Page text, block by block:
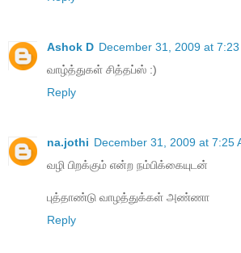
Ashok D December 31, 2009 at 7:23
வாழ்த்துகள் சித்தப்ஸ் :)
Reply
na.jothi December 31, 2009 at 7:25
வழி பிறக்கும் என்ற நம்பிக்கையுடன்
புத்தாண்டு வாழத்துக்கள் அண்ணா
Reply